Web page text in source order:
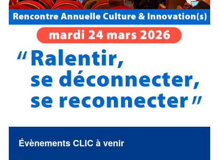
Évènements CLIC à venir